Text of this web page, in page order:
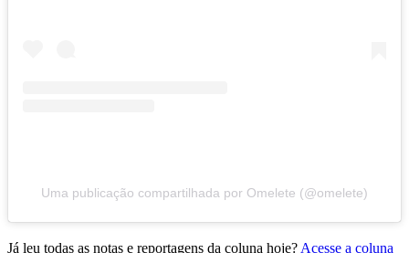
Uma publicação compartilhada por Omelete (@omelete)
Já leu todas as notas e reportagens da coluna hoje? Acesse a coluna